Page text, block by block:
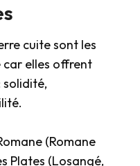
cuite sont les
car elles offrent
solidité,
(Romane
Plates (Losangé,